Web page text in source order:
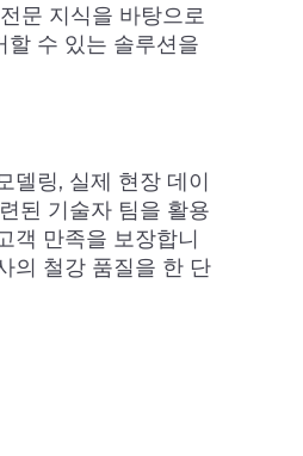
문 지식을 바탕으로
할 수 있는 솔루션을
델링, 실제 현장 데이
된 기술자 팀을 활용
객 만족을 보장합니
의 철강 품질을 한 단